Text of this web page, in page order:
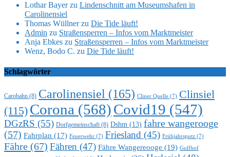
Lothar Bayerzu Lindenschnitt am Museumshafen in
Carolinensiel
Thomas Wüllnerzu Die Tide läuft!
Admin zu Straßensperren – Infos vom Marktmeister
Anja Ebkes zu Straßensperren – Infos vom Marktmeister
Wenz, Bodo C. zu Die Tide läuft!
Schlagwörter
Carobahn (8) Carolinensiel (165) Cliner Quelle (7) Clinsiel
(115) Corona (568)Covid19 (547)
DGzRS (55) Dorfgemeinschaft(8) Dshm (13) fahre wangerooge
(57) Fahrplan (17) Feuerwehr (7) Friesland (45) Frühjahrsputz (7)
Fähre (67) Fähren (47) Fähre Wangereooge (19) Gulfhof